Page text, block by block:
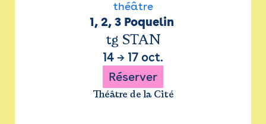
théâtre
1, 2, 3 Poquelin
tg STAN
14 → 17 oct.
Réserver
Théâtre de la Cité